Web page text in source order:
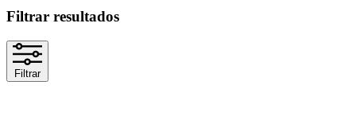
Filtrar resultados
Filtrar